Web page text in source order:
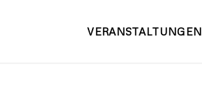
VERANSTALTUNGEN